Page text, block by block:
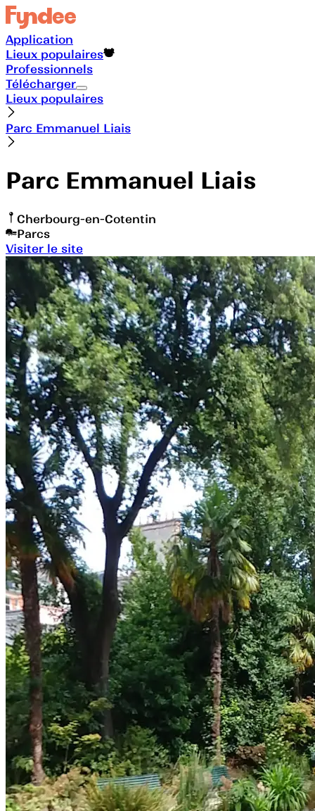
Application
Lieux populaires
Professionnels
Télécharger
Lieux populaires
Parc Emmanuel Liais
Parc Emmanuel Liais
Cherbourg-en-Cotentin
Parcs
Visiter le site